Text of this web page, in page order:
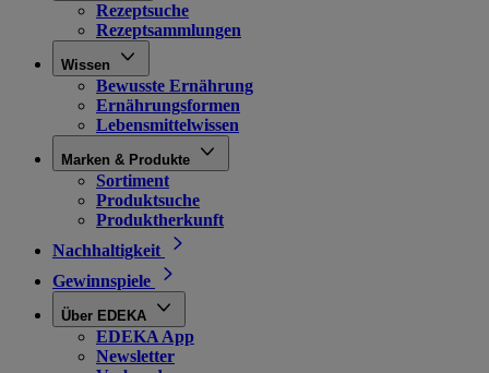
Rezeptsuche
Rezeptsammlungen
Wissen
Bewusste Ernährung
Ernährungsformen
Lebensmittelwissen
Marken & Produkte
Sortiment
Produktsuche
Produktherkunft
Nachhaltigkeit
Gewinnspiele
Über EDEKA
EDEKA App
Newsletter